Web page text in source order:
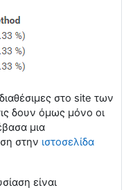
στο site των
δουν όμως μόνο οι
μια
στην ιστοσελίδα
είναι